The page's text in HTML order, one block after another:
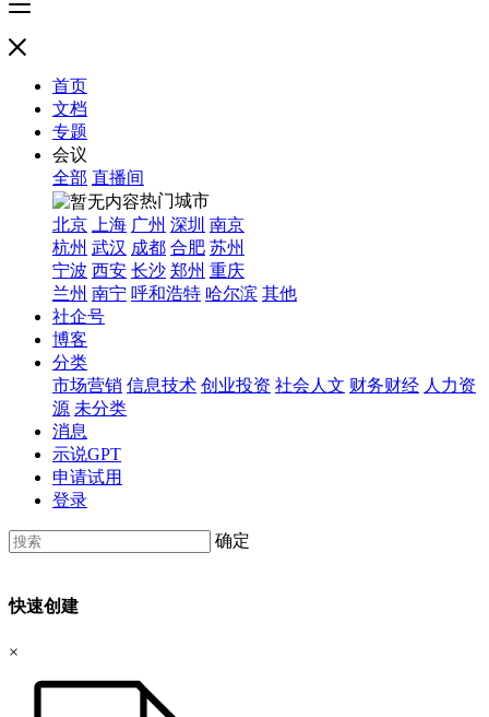
首页
文档
专题
会议
全部 直播间
热门城市
北京
上海 广州 深圳 南京
杭州 武汉 成都 合肥 苏州
宁波 西安 长沙 郑州 重庆
兰州 南宁 呼和浩特 哈尔滨 其他
社企号
博客
分类
市场营销 信息技术 创业投资 社会人文 财务财经 人力资
源 未分类
消息
示说GPT
申请试用
登录
确定
快速创建
×